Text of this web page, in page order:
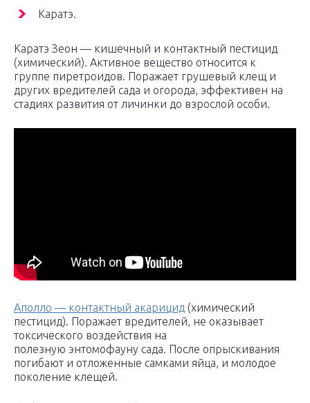
Каратэ.
Каратэ Зеон — кишечный и контактный пестицид
(химический). Активное вещество относится к
группе пиретроидов. Поражает грушевый клещ и
других вредителей сада и огорода, эффективен на
стадиях развития от личинки до взрослой особи.
Аполло — контактный акарицид (химический
пестицид). Поражает вредителей, не оказывает
токсического воздействия на
полезную энтомофауну сада. После опрыскивания
погибают и отложенные самками яйца, и молодое
поколение клещей.